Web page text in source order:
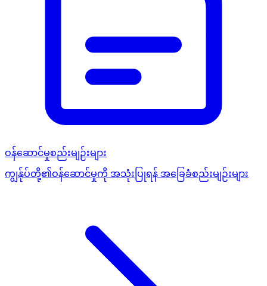
ဝန်ဆောင်မှုစည်းမျဉ်းများ
ကျွန်ုပ်တို့၏ဝန်ဆောင်မှုကို အသုံးပြုရန် အခြေခံစည်းမျဉ်းများ